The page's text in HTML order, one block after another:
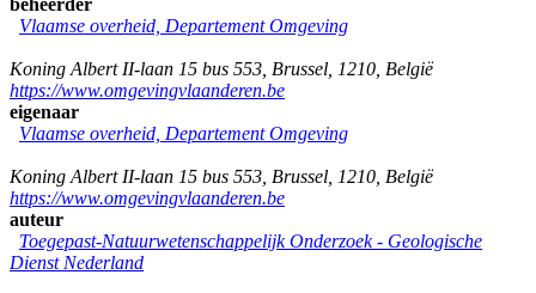
Vlaamse overheid, Departement Omgeving
Koning Albert II-laan 15 bus 553 Brussel 1210 België
https://www.omgevingvlaanderen.be
eigenaar
Vlaamse overheid, Departement Omgeving
Koning Albert II-laan 15 bus 553 Brussel 1210 België
https://www.omgevingvlaanderen.be
auteur
Toegepast-Natuurwetenschappelijk Onderzoek - Geologische
Dienst Nederland